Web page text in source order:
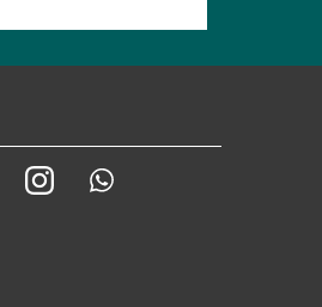
YoutubeInstagram